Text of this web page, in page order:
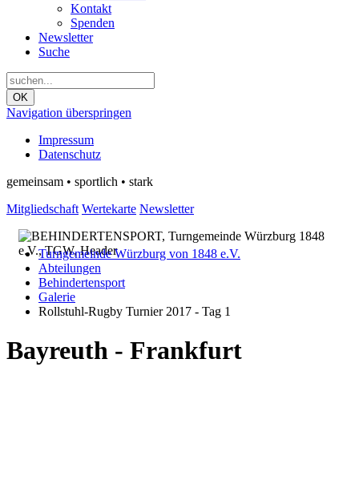
Kontakt
Spenden
Newsletter
Suche
OK
Navigation überspringen
Impressum
Datenschutz
gemeinsam • sportlich • stark
Mitgliedschaft Wertekarte Newsletter
Turngemeinde Würzburg von 1848 e.V.
Abteilungen
Behindertensport
Galerie
Rollstuhl-Rugby Turnier 2017 - Tag 1
Bayreuth - Frankfurt